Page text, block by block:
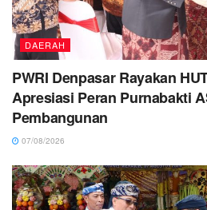
DAERAH
PWRI Denpasar Rayakan
Apresiasi Peran Purnabakti
Pembangunan
07/08/2026